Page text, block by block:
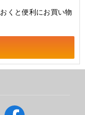
くと便利にお買い物